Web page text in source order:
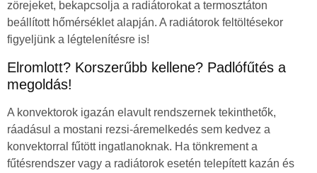
zörejeket, bekapcsolja a radiátorokat a termosztáton
beállított hőmérséklet alapján. A radiátorok feltöltésekor
figyeljünk a légtelenítésre is!
Elromlott? Korszerűbb kellene? Padlófűtés a
megoldás!
A konvektorok igazán elavult rendszernek tekinthetők,
ráadásul a mostani rezsi-áremelkedés sem kedvez a
konvektorral fűtött ingatlanoknak. Ha tönkrement a
fűtésrendszer vagy a radiátorok esetén telepített kazán és